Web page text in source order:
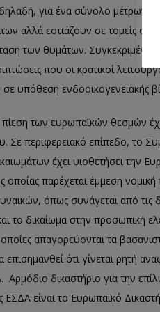
για ένα σύνολο μέτρων,
αλλά εστιάζουν σε τομείς
των θυμάτων.
που οι κρατικοί
υπόθεση ενδοοικογενειακής
των ευρωπαϊκών θεσμών
Σε περιφερειακό επίπεδο, το
έχει υιοθετήσει την
παρέχεται έμμεση
όπως συνάγεται από τις
το δικαίωμα στην προσωπική
οποίες απαγορεύονται τα
επισημανθεί ότι γίνεται ρητή
Αρμόδιο δικαστήριο για την
ΕΣΔΑ είναι το Ευρωπαϊκό